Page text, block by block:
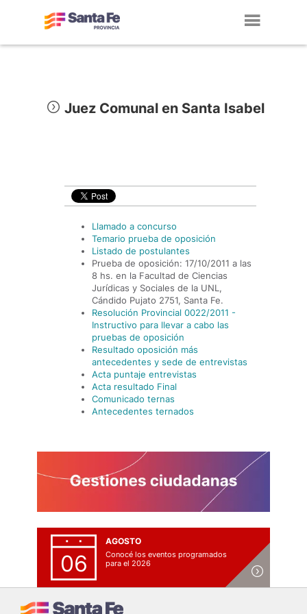
Juez Comunal en Santa Isabel
Llamado a concurso
Temario prueba de oposición
Listado de postulantes
Prueba de oposición: 17/10/2011 a las
8 hs. en la Facultad de Ciencias
Jurídicas y Sociales de la UNL,
Cándido Pujato 2751, Santa Fe.
Resolución Provincial 0022/2011 -
Instructivo para llevar a cabo las
pruebas de oposición
Resultado oposición más
antecedentes y sede de entrevistas
Acta puntaje entrevistas
Acta resultado Final
Comunicado ternas
Antecedentes ternados
06
AGOSTO
Conocé los eventos programados
para el 2026